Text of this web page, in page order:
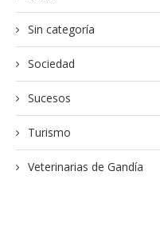
Sin categoría
Sociedad
Sucesos
Turismo
Veterinarias de Gandía